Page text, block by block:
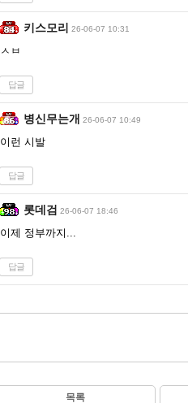
키스모리 26-06-07 10:31
ㅅㅂ
답글
병신무는개 26-06-07 10:49
이런 시발
답글
롯데검 26-06-07 18:46
이제 정부까지...
답글
목록